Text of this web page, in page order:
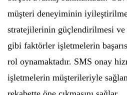
müşteri deneyiminin
stratejilerinin güçlendirilmesi
gibi faktörler işletmelerin
rol oynamaktadır. SMS onay
işletmelerin müşterileriyle